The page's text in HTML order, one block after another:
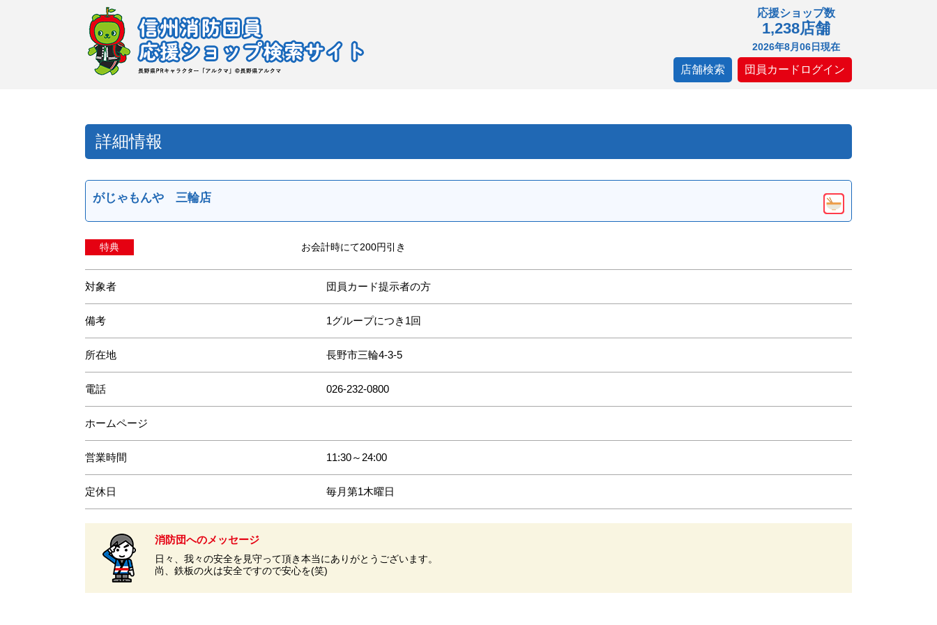
応援ショップ数
1,238店舗
2026年8月06日現在
店舗検索 団員カードログイン
詳細情報
がじゃもんや 三輪店
特典 お会計時にて200円引き
対象者 団員カード提示者の方
備考 1グループにつき1回
所在地 長野市三輪4-3-5
電話 026-232-0800
ホームページ
営業時間 11:30～24:00
定休日 毎月第1木曜日
消防団へのメッセージ
日々、我々の安全を見守って頂き本当にありがとうございます。
尚、鉄板の火は安全ですので安心を(笑)